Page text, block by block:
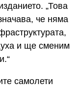
„Това
че няма
и ще сменим
самолети